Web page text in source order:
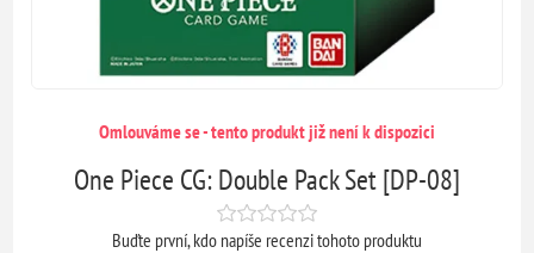
Omlouváme se - tento produkt již není k dispozici
One Piece CG: Double Pack Set [DP-08]
Buďte první, kdo napíše recenzi tohoto produktu